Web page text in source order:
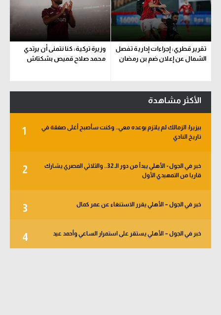
تقرير قطري: إجراءات إدارية تفصل
الشمال عن إعلان ضم بن رمضان
وزيرة تركية: كنا نتمنى أن يرتدي
محمد صلاح قميص بشكتاش
الأكثر مشاهدة
1
بيزيرا: الزمالك لم يلتزم بوعده معي.. وكنت سأصبح أغلى صفقة في
تاريخ النادي
2
خبر في الجول - الأهلي يبدأ من دور الـ 32.. والثلاثي المصري يشارك
قاريا من التمهيدي الأول
3 خبر في الجول – الأهلي يقرر الاستنغاء عن عمر كمال
4 خبر في الجول – الأهلي يستقر على استمرار الساعي وأحمد عيد